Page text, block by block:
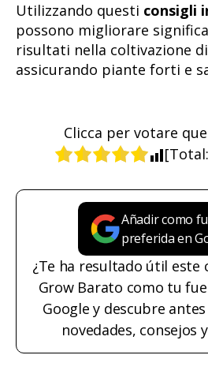
Utilizzando questi consigli
possono migliorare
risultati nella coltivazione
assicurando piante forti e
Clicca per votare
[Total:
Añadir como
preferida en
¿Te ha resultado útil este
Grow Barato como tu
Google y descubre
novedades, consejos